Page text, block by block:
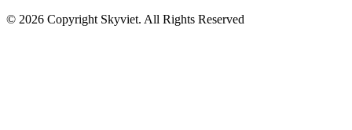
© 2026 Copyright Skyviet. All Rights Reserved